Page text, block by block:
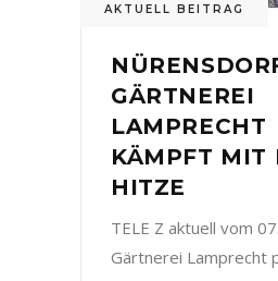
AKTUELL BEITRAG
GÄRTNEREI
LAMPRECHT
KÄMPFT MIT
HITZE
TELE Z aktuell vom
Gärtnerei Lamprecht